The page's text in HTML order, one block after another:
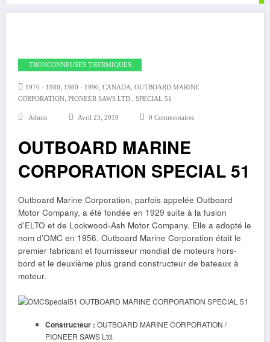
TRONCONNEUSES THERMIQUES
1970 - 1980, 1980 - 1990, CANADA, OUTBOARD MARINE
CORPORATION, PIONEER SAWS LTD. , SPECIAL 51
Admin Avril 23, 2019 0 Commentaires
OUTBOARD MARINE
CORPORATION SPECIAL 51
Outboard Marine Corporation, parfois appelée Outboard
Motor Company, a été fondée en 1929 suite à la fusion
d’ELTO et de Lockwood-Ash Motor Company. Elle a adopté le
nom d’OMC en 1956. Outboard Marine Corporation était le
premier fabricant et fournisseur mondial de moteurs hors-
bord et le deuxième plus grand constructeur de bateaux à
moteur.
Constructeur : OUTBOARD MARINE CORPORATION /
PIONEER SAWS Ltd.